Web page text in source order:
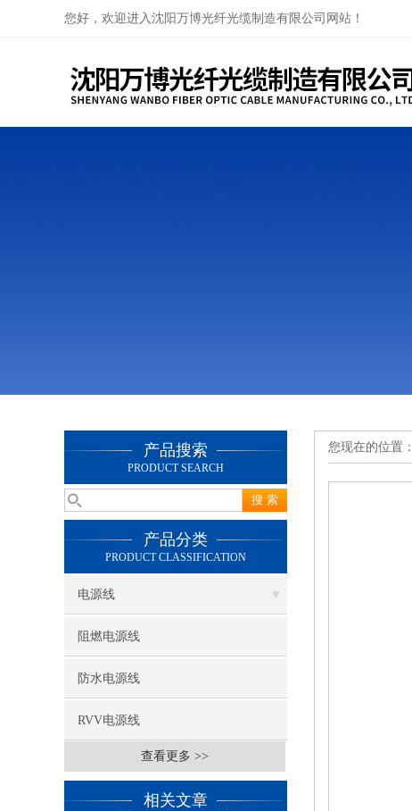
您好，欢迎进入沈阳万博光纤光缆制造有限公司网站！
产品搜索
PRODUCT SEARCH
产品分类
PRODUCT CLASSIFICATION
电源线
阻燃电源线
防水电源线
RVV电源线
查看更多 >>
相关文章
您现在的位置：